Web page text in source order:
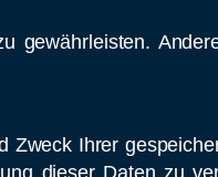
gewährleisten.
Ihrer